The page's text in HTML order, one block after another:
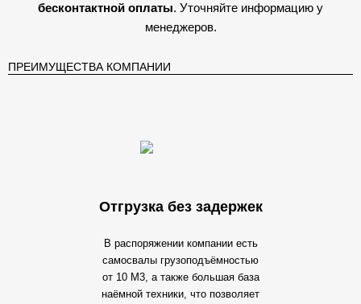
бесконтактной оплаты. Уточняйте информацию у
менеджеров.
ПРЕИМУЩЕСТВА КОМПАНИИ
Отгрузка без задержек
В распоряжении компании есть
самосвалы грузоподъёмностью
от 10 М3, а также большая база
наёмной техники, что позволяет